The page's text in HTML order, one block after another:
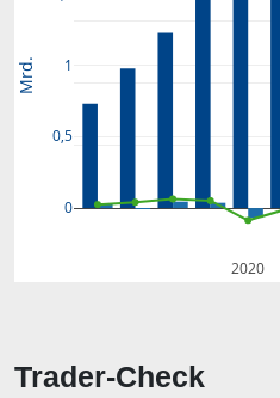
2020
0
0,5
1
Mrd.
Trader-Check